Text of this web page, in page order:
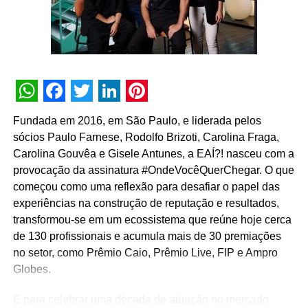
transmitido para mais de 1.400 participantes online em
toda a América Latina, com tradução simultânea e
materiais em espanhol. O acesso às transmissões foi
personalizada para o evento, que trazia também um
espaço 360º com atividades interativas e espaços
que levaram conhecimento e conteúdos relevantes aos
líderes.
A equipe multidisciplinar da Hype contou com mais de
100 profissionais em atividade do pré ao pós-evento.
Os resultados superaram as expectativas. Ao conduzir um
evento com “a cara da Localiza”, garantindo o espaço
emocional que o momento pedia com a passagem de
bastão entre CEOs e também a entrada de um novo
WhatsApp
Facebook
Twitter
LinkedIn
Pinterest
Fundada em 2016, em São Paulo, e liderada pelos
sócios Paulo Farnese, Rodolfo Brizoti, Carolina Fraga,
Carolina Gouvêa e Gisele Antunes, a EAÍ?! nasceu com a
provocação da assinatura #OndeVocêQuerChegar. O que
começou como uma reflexão para desafiar o papel das
experiências na construção de reputação e resultados,
transformou-se em um ecossistema que reúne hoje cerca
de 130 profissionais e acumula mais de 30 premiações
no setor, como Prêmio Caio, Prêmio Live, FIP e Ampro
Globes.